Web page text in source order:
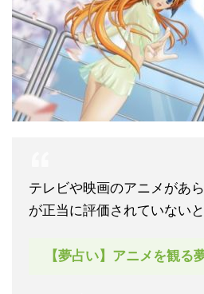
テレビや映画のアニメがあ
が正当に評価されていない
【夢占い】アニメを観る